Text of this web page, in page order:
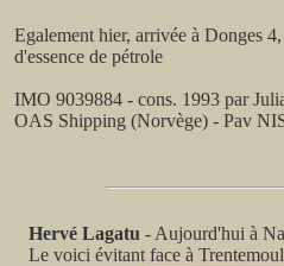
Egalement hier, arrivée à Donges
d'essence de pétrole
IMO 9039884 - cons. 1993 par
OAS Shipping (Norvège) - Pav
Hervé Lagatu - Aujourd'hui à
Le voici évitant face à